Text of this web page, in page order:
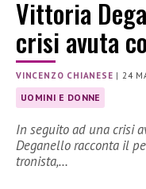
Vittoria
crisi avuta
VINCENZO CHIANESE |24
UOMINI E DONNE
In seguito ad una crisi
Deganello racconta il
tronista,…